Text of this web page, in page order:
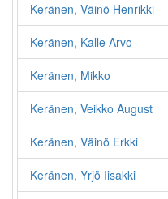
Keränen, Väinö Henrikki
Keränen, Kalle Arvo
Keränen, Mikko
Keränen, Veikko August
Keränen, Väinö Erkki
Keränen, Yrjö Iisakki